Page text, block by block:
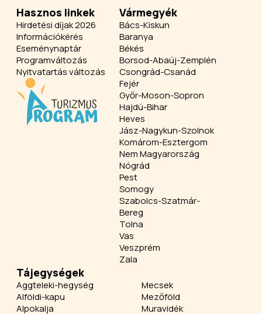
Hasznos linkek
Hirdetési díjak 2026
Információkérés
Eseménynaptár
Programváltozás
Nyitvatartás változás
Vármegyék
Bács-Kiskun
Baranya
Békés
Borsod-Abaúj-Zemplén
Csongrád-Csanád
Fejér
Győr-Moson-Sopron
Hajdú-Bihar
Heves
Jász-Nagykun-Szolnok
Komárom-Esztergom
Nem Magyarország
Nógrád
Pest
Somogy
Szabolcs-Szatmár-
Bereg
Tolna
Vas
Veszprém
Zala
Tájegységek
Aggteleki-hegység
Alföldi-kapu
Alpokalja
Mecsek
Mezőföld
Muravidék